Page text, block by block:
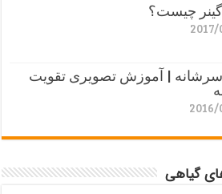
چیست؟
| آموزش تصویری تقویت
گیاهی